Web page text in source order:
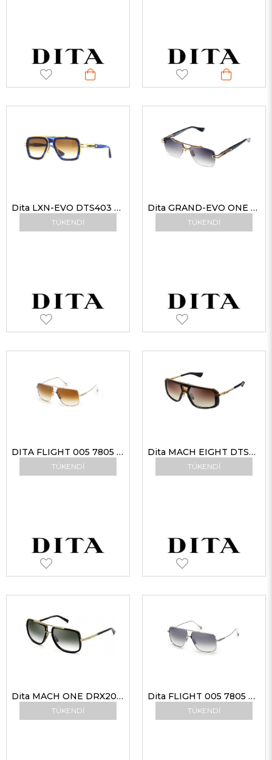
TÜKENDI
Dita LXN-EVO DTS403 A 03 BLU GLD 54-19 Unisex Güneş Gözlükleri
TÜKENDI
Dita GRAND-EVO ONE DTS138-A-01//GLD-BLK 57-16 Unisex Güneş Gözlükleri
TÜKENDI
DITA FLIGHT 005 7805 B-12K 61-11 G Güneş Gözlüğü
TÜKENDI
Dita MACH EIGHT DTS400-A-02 GRY-GLD Unisex Güneş Gözlükleri
TÜKENDI
Dita MACH ONE DRX2030 F-BLK-12K Erkek Güneş Gözlükleri
TÜKENDI
Dita FLIGHT 005 7805 A-PLD 61-11 Güneş Gözlüğü